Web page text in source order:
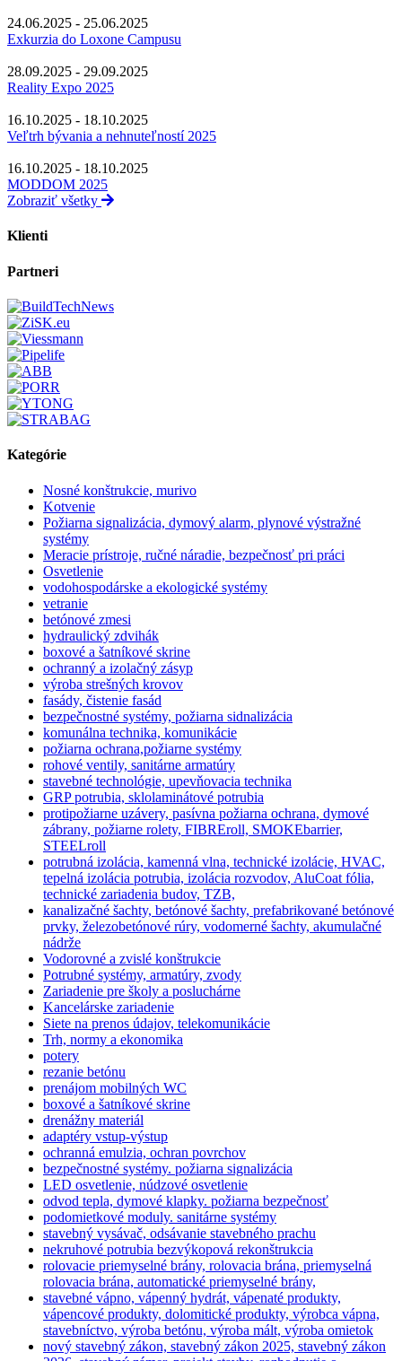
24.06.2025 - 25.06.2025
Exkurzia do Loxone Campusu
28.09.2025 - 29.09.2025
Reality Expo 2025
16.10.2025 - 18.10.2025
Veľtrh bývania a nehnuteľností 2025
16.10.2025 - 18.10.2025
MODDOM 2025
Zobraziť všetky
Klienti
Partneri
Kategórie
Nosné konštrukcie, murivo
Kotvenie
Požiarna signalizácia, dymový alarm, plynové výstražné
systémy
Meracie prístroje, ručné náradie, bezpečnosť pri práci
Osvetlenie
vodohospodárske a ekologické systémy
vetranie
betónové zmesi
hydraulický zdvihák
boxové a šatníkové skrine
ochranný a izolačný zásyp
výroba strešných krovov
fasády, čistenie fasád
bezpečnostné systémy, požiarna sidnalizácia
komunálna technika, komunikácie
požiarna ochrana,požiarne systémy
rohové ventily, sanitárne armatúry
stavebné technológie, upevňovacia technika
GRP potrubia, sklolaminátové potrubia
protipožiarne uzávery, pasívna požiarna ochrana, dymové
zábrany, požiarne rolety, FIBREroll, SMOKEbarrier,
STEELroll
potrubná izolácia, kamenná vlna, technické izolácie, HVAC,
tepelná izolácia potrubia, izolácia rozvodov, AluCoat fólia,
technické zariadenia budov, TZB,
kanalizačné šachty, betónové šachty, prefabrikované betónové
prvky, železobetónové rúry, vodomerné šachty, akumulačné
nádrže
Vodorovné a zvislé konštrukcie
Potrubné systémy, armatúry, zvody
Zariadenie pre školy a posluchárne
Kancelárske zariadenie
Siete na prenos údajov, telekomunikácie
Trh, normy a ekonomika
potery
rezanie betónu
prenájom mobilných WC
boxové a šatníkové skrine
drenážny materiál
adaptéry vstup-výstup
ochranná emulzia, ochran povrchov
bezpečnostné systémy. požiarna signalizácia
LED osvetlenie, núdzové osvetlenie
odvod tepla, dymové klapky. požiarna bezpečnosť
podomietkové moduly. sanitárne systémy
stavebný vysávač, odsávanie stavebného prachu
nekruhové potrubia bezvýkopová rekonštrukcia
rolovacie priemyselné brány, rolovacia brána, priemyselná
rolovacia brána, automatické priemyselné brány,
stavebné vápno, vápenný hydrát, vápenaté produkty,
vápencové produkty, dolomitické produkty, výrobca vápna,
stavebníctvo, výroba betónu, výroba mált, výroba omietok
nový stavebný zákon, stavebný zákon 2025, stavebný zákon